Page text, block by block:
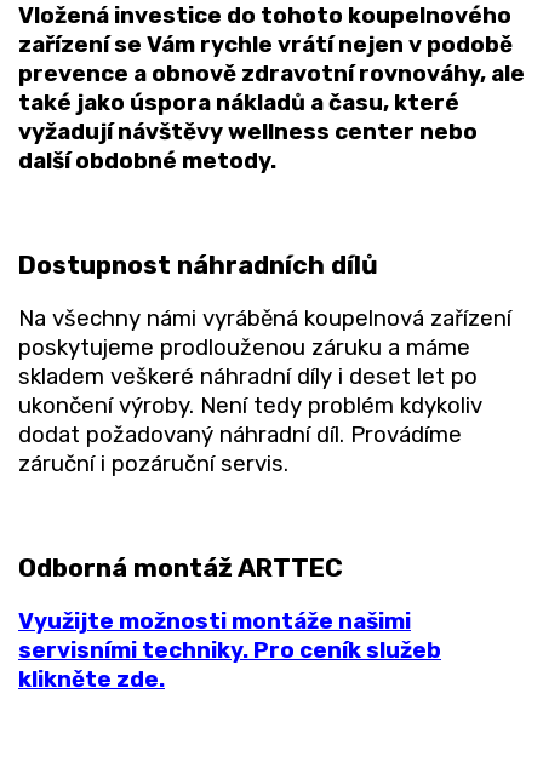
Vložená investice do tohoto koupelnového
zařízení se Vám rychle vrátí nejen v podobě
prevence a obnově zdravotní rovnováhy, ale
také jako úspora nákladů a času, které
vyžadují návštěvy wellness center nebo
další obdobné metody.
Dostupnost náhradních dílů
Na všechny námi vyráběná koupelnová zařízení
poskytujeme prodlouženou záruku a máme
skladem veškeré náhradní díly i deset let po
ukončení výroby. Není tedy problém kdykoliv
dodat požadovaný náhradní díl. Provádíme
záruční i pozáruční servis.
Odborná montáž ARTTEC
Využijte možnosti montáže našimi
servisními techniky. Pro ceník služeb
klikněte zde.